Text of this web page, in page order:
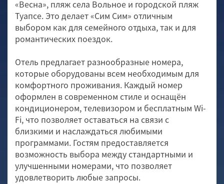
«Весна», пляж села Вольное и городской пляж
Туапсе. Это делает «Сим Сим» отличным
выбором как для семейного отдыха, так и для
романтических поездок.
Отель предлагает разнообразные номера,
которые оборудованы всем необходимым для
комфортного проживания. Каждый номер
оформлен в современном стиле и оснащён
кондиционером, телевизором и бесплатным Wi-
Fi, что позволяет оставаться на связи с
близкими и наслаждаться любимыми
программами. Гостям предоставляется
возможность выбора между стандартными и
улучшенными номерами, что позволяет
удовлетворить любые запросы.